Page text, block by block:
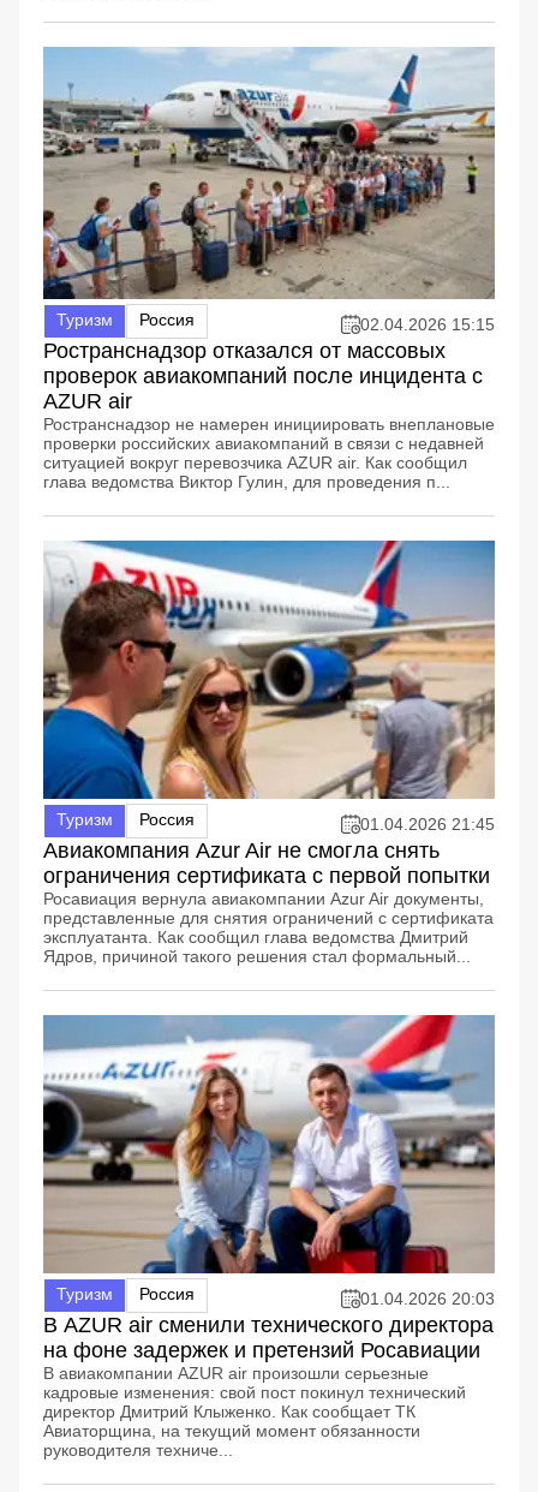
Туризм Россия 02.04.2026 15:15
Ространснадзор отказался от массовых
проверок авиакомпаний после инцидента с
AZUR air
Ространснадзор не намерен инициировать внеплановые
проверки российских авиакомпаний в связи с недавней
ситуацией вокруг перевозчика AZUR air. Как сообщил
глава ведомства Виктор Гулин, для проведения п...
Туризм Россия 01.04.2026 21:45
Авиакомпания Azur Air не смогла снять
ограничения сертификата с первой попытки
Росавиация вернула авиакомпании Azur Air документы,
представленные для снятия ограничений с сертификата
эксплуатанта. Как сообщил глава ведомства Дмитрий
Ядров, причиной такого решения стал формальный...
Туризм Россия 01.04.2026 20:03
В AZUR air сменили технического директора
на фоне задержек и претензий Росавиации
В авиакомпании AZUR air произошли серьезные
кадровые изменения: свой пост покинул технический
директор Дмитрий Клыженко. Как сообщает ТК
Авиаторщина, на текущий момент обязанности
руководителя техниче...